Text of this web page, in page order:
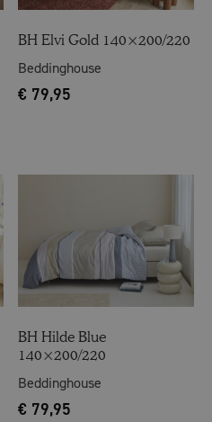
BH Elvi Gold 140×200/220
Beddinghouse
€ 79,95
BH Hilde Blue
140×200/220
Beddinghouse
€ 79,95